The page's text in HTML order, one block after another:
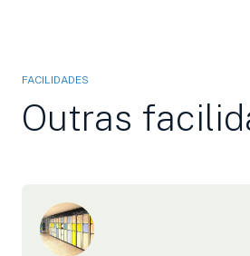
FACILIDADES
Outras